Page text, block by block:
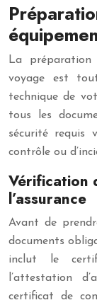
La
voyage est
technique de
tous les
sécurité requis
contrôle ou
Vérification
l’assurance
Avant de
documents
inclut le
l’attestation
certificat de